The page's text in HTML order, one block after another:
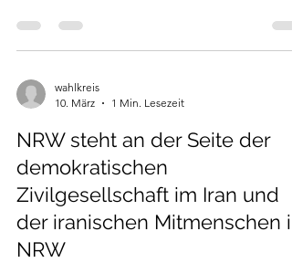
wahlkreis
10. März
1 Min. Lesezeit
NRW steht an der Seite der
demokratischen
Zivilgesellschaft im Iran und
der iranischen Mitmenschen in
NRW